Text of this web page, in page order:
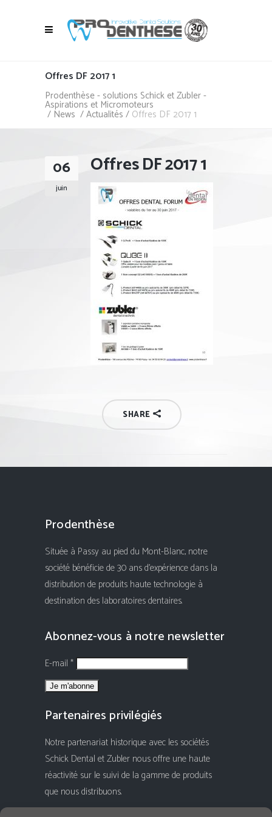
Offres DF 2017 1
Prodenthèse - solutions Schick et Zubler -
Aspirations et Micromoteurs
/ News /Actualités / Offres DF 2017 1
06
juin
Offres DF 2017 1
SHARE
Prodenthèse
Située à Passy au pied du Mont-Blanc, notre
société bénéficie de 30 ans d'expérience dans la
distribution de produits haute technologie à
destination des laboratoires dentaires.
Abonnez-vous à notre newsletter
E-mail *
Partenaires privilégiés
Notre partenariat historique avec les sociétés
Schick Dental et Zubler nous offre une haute
réactivité sur le suivi de la gamme de produits
que nous distribuons.